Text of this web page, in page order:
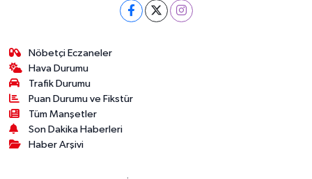
Nöbetçi Eczaneler
Hava Durumu
Trafik Durumu
Puan Durumu ve Fikstür
Tüm Manşetler
Son Dakika Haberleri
Haber Arşivi